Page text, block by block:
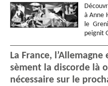
à Anne
le
peignit
La France,
sèment la discorde là
nécessaire sur le